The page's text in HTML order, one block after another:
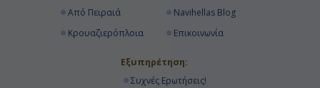
Από Πειραιά
Κρουαζιερόπλοια
Navihellas Blog
Επικοινωνία
Εξυπηρέτηση:
Συχνές Ερωτήσεις!